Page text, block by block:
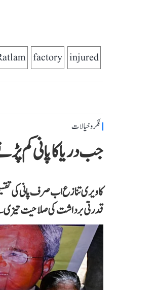
injured
factory
فکر و خیالات
جب دریا کا پانی
کاویری تنازع اب صرف پانی کی
قدرتی برداشت کی صلاحیت